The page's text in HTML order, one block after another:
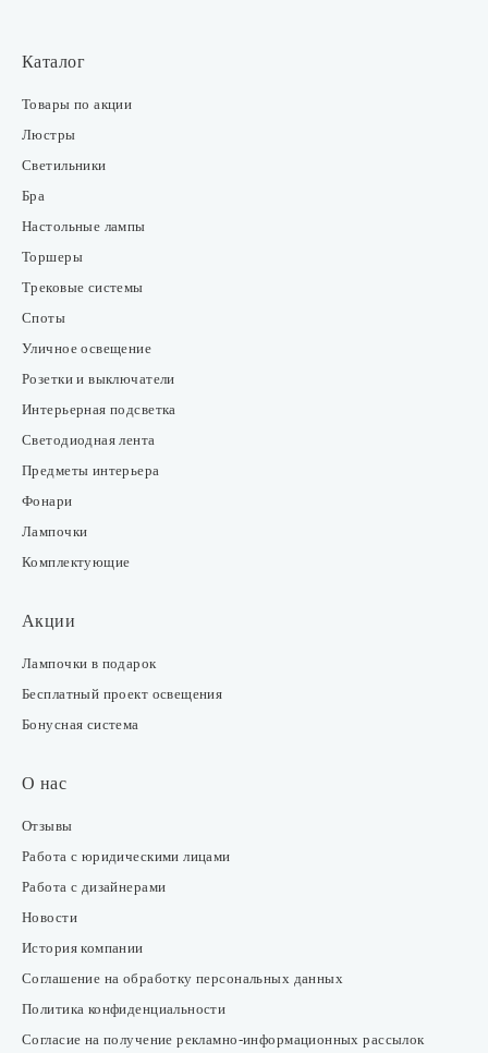
Каталог
Товары по акции
Люстры
Светильники
Бра
Настольные лампы
Торшеры
Трековые системы
Споты
Уличное освещение
Розетки и выключатели
Интерьерная подсветка
Светодиодная лента
Предметы интерьера
Фонари
Лампочки
Комплектующие
Акции
Лампочки в подарок
Бесплатный проект освещения
Бонусная система
О нас
Отзывы
Работа с юридическими лицами
Работа с дизайнерами
Новости
История компании
Соглашение на обработку персональных данных
Политика конфиденциальности
Согласие на получение рекламно-информационных рассылок